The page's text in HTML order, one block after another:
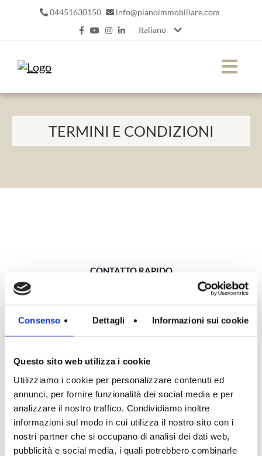
Consenso Dettagli Informazioni sui cookie
Questo sito web utilizza i cookie
Utilizziamo i cookie per personalizzare contenuti ed
annunci, per fornire funzionalità dei social media e per
analizzare il nostro traffico. Condividiamo inoltre
informazioni sul modo in cui utilizza il nostro sito con i
nostri partner che si occupano di analisi dei dati web,
pubblicità e social media, i quali potrebbero combinarle
04451630150
info@pianoimmobiliare.com
Italiano
TERMINI E CONDIZIONI
CONTATTO RAPIDO
Numero di telefono.:
04451630150
Dove:Città
Cosa:Appartamento, Villa o Villetta ...